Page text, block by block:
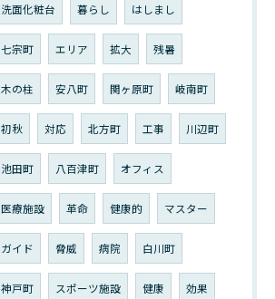
洗面化粧台 暮らし はしまし
七宗町 エリア 拡大 残暑
木の柱 安八町 関ヶ原町 岐南町
初秋 対応 北方町 工事 川辺町
池田町 八百津町 オフィス
医療施設 革命 健康的 マスター
ガイド 脅威 病院 白川町
神戸町 スポーツ施設 健康 効果